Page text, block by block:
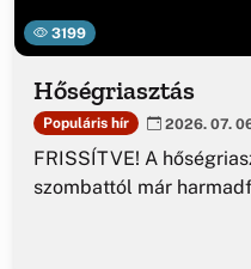
3199
Hőségriasztás
Populáris hír 2026. 07.
FRISSÍTVE! A
szombattól már